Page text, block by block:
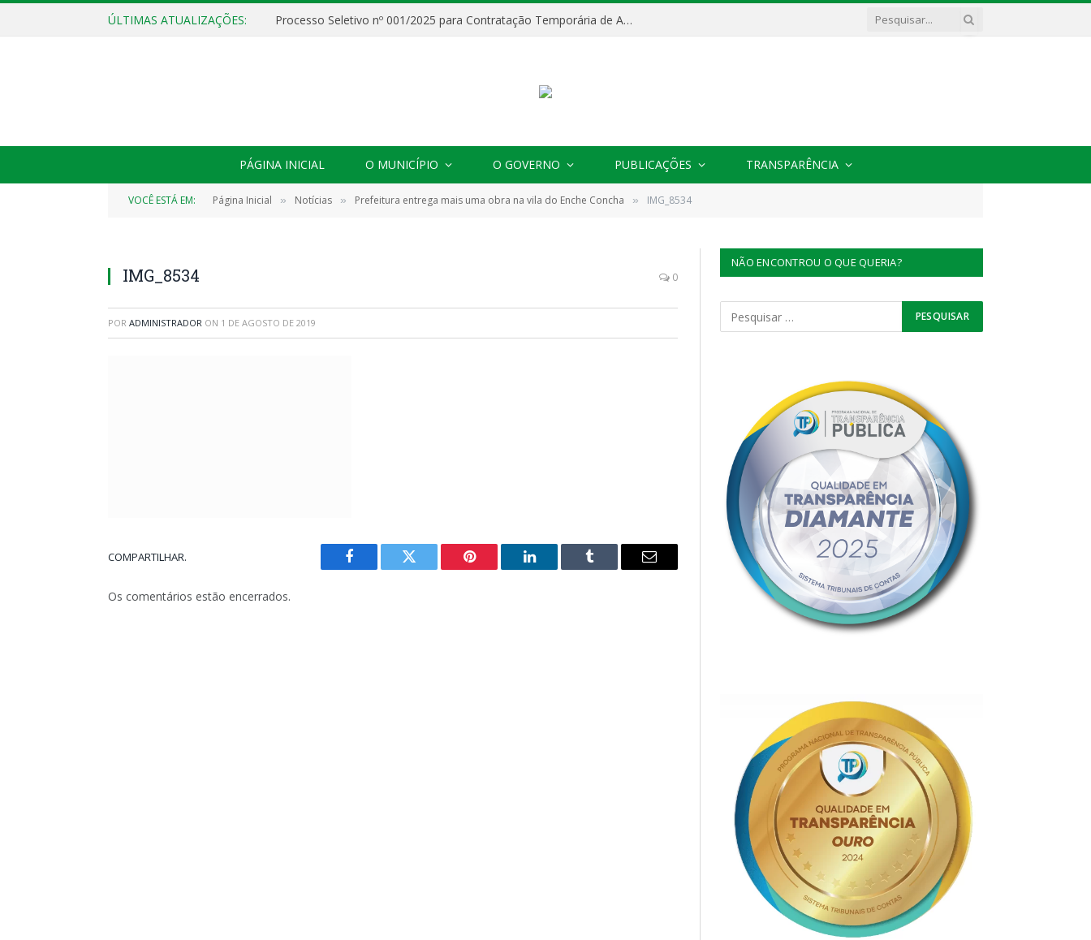
ÚLTIMAS ATUALIZAÇÕES: Processo Seletivo nº 001/2025 para Contratação Temporária de Agentes Comunitários de Saúde (ACS)
PÁGINA INICIAL O MUNICÍPIO O GOVERNO PUBLICAÇÕES TRANSPARÊNCIA
VOCÊ ESTÁ EM: Página Inicial » Notícias » Prefeitura entrega mais uma obra na vila do Enche Concha » IMG_8534
IMG_8534 0
POR ADMINISTRADOR ON 1 DE AGOSTO DE 2019
COMPARTILHAR.
Facebook Twitter Pinterest LinkedIn Tumblr
E-
Os comentários estão encerrados.
NÃO ENCONTROU O QUE QUERIA?